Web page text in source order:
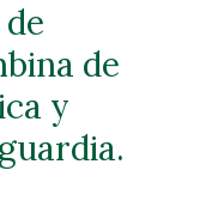
de
y